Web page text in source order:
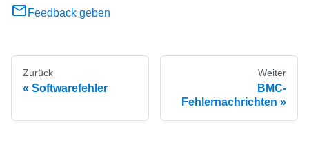
Feedback geben
Zurück
Softwarefehler
Weiter
BMC-
Fehlernachrichten